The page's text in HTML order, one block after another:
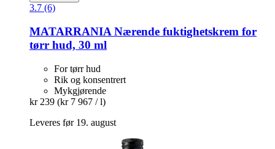
3.7 (6)
MATARRANIA Nærende fuktighetskrem for
tørr hud, 30 ml
For tørr hud
Rik og konsentrert
Mykgjørende
kr 239 (kr 7 967 / l)
Leveres før 19. august